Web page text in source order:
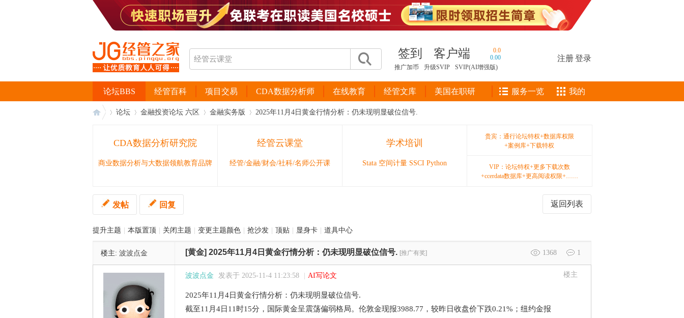
签到 客户端
0.0
0.00
推广加币
升级SVIP SVIP(AI增强版)
注册登录
经管百科 项目交易 CDA数据分析师 在线教育 经管文库 美国在职研
论坛BBS 服务一览 我的
论坛 金融投资论坛 六区 金融实务版 2025年11月4日黄金行情分析：仍未现明显破位信号.
CDA数据分析研究院
商业数据分析与大数据领航教育品牌
经管云课堂
经管/金融/财会/社科/名师公开课
学术培训
Stata 空间计量 SSCI Python
贵宾：通行论坛特权+数据库权限
+案例库+下载特权
VIP：论坛特权+更多下载次数
+ccerdata数据库+更高阅读权限+……
返回列表
发帖 回复
提升主题 本版置顶 关闭主题 变更主题颜色 抢沙发 顶贴 显身卡 道具中心
楼主: 波波点金 1368 1
[黄金] 2025年11月4日黄金行情分析：仍未现明显破位信号. [推广有奖]
楼主
波波点金 发表于 2025-11-4 11:23:58 AI写论文
2025年11月4日黄金行情分析：仍未现明显破位信号.
截至11月4日11时15分，国际黄金呈震荡偏弱格局。伦敦金现报3988.77，较昨日收盘价下跌0.21%；纽约金报